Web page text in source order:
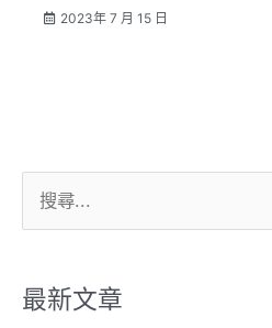
2023年 7 月 15 日
尋
鍵
最新文章